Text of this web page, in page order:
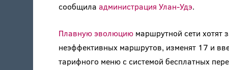
сообщила администрация Улан-Удэ.
Плавную эволюциюмаршрутной сети хотят
неэффективных маршрутов, изменят 17 и
тарифного меню с системой бесплатных